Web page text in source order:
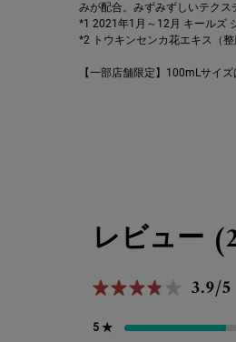
みが配合。みずみずしいテクス
*1 2021年1月～12月 キールズ
*2 トウキンセンカ花エキス（
【一部店舗限定】100mLサイ
レビュー
5星中3.9。 3.9/5
5 ★